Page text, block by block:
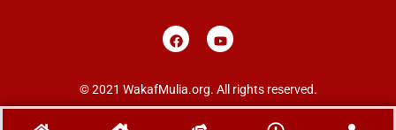
F
a
b
o
o
Y
o
u
b
e
© 2021 WakafMulia.org. All rights reserved.